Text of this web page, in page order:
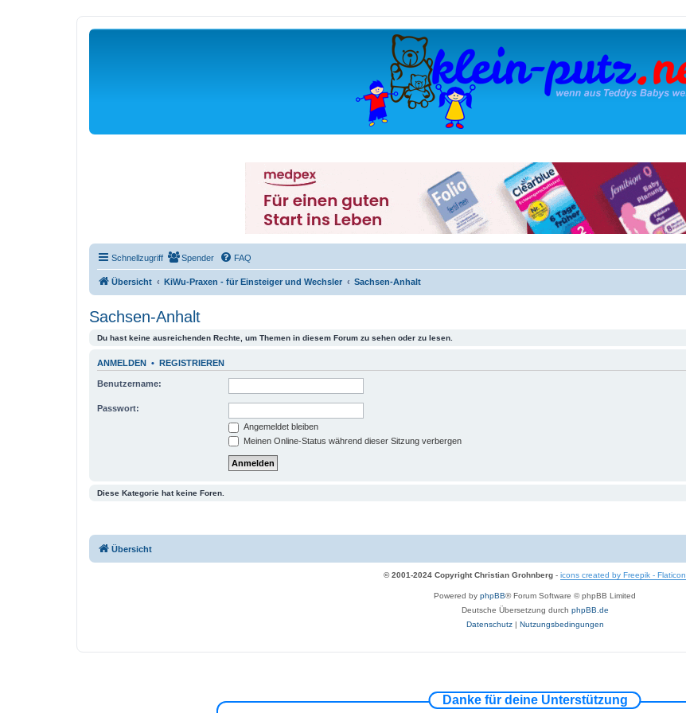
Schnellzugriff Spender FAQ
Übersicht KiWu-Praxen - für Einsteiger und Wechsler Sachsen-Anhalt
Sachsen-Anhalt
Du hast keine ausreichenden Rechte, um Themen in diesem Forum zu sehen oder zu lesen.
ANMELDEN • REGISTRIEREN
Benutzername:
Passwort:
Angemeldet bleiben
Meinen Online-Status während dieser Sitzung verbergen
Diese Kategorie hat keine Foren.
Übersicht
© 2001-2024 Copyright Christian Grohnberg - icons created by Freepik - Flaticon
Powered by phpBB® Forum Software © phpBB Limited
Deutsche Übersetzung durch phpBB.de
Datenschutz| Nutzungsbedingungen
Danke für deine Unterstützung